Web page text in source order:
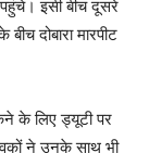
इसी बीच दूसरे
दोबारा मारपीट
के लिए ड्यूटी पर
ने उनके साथ भी